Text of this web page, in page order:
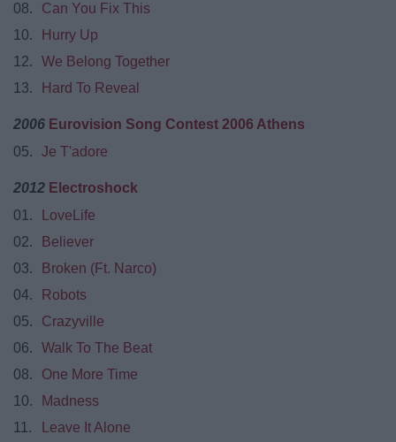
08.
Can You Fix This
10.
Hurry Up
12.
We Belong Together
13.
Hard To Reveal
2006 Eurovision Song Contest 2006 Athens
05.
Je T'adore
2012 Electroshock
01.
LoveLife
02.
Believer
03.
Broken (Ft. Narco)
04.
Robots
05.
Crazyville
06.
Walk To The Beat
08.
One More Time
10.
Madness
11.
Leave It Alone